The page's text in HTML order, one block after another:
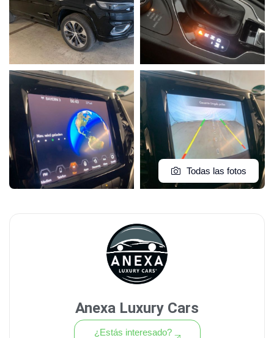
Todas las fotos
Anexa Luxury Cars
¿Estás interesado?